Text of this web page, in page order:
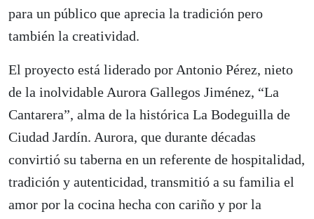
para un público que aprecia la tradición pero
también la creatividad.
El proyecto está liderado por Antonio Pérez, nieto
de la inolvidable Aurora Gallegos Jiménez, “La
Cantarera”, alma de la histórica La Bodeguilla de
Ciudad Jardín. Aurora, que durante décadas
convirtió su taberna en un referente de hospitalidad,
tradición y autenticidad, transmitió a su familia el
amor por la cocina hecha con cariño y por la